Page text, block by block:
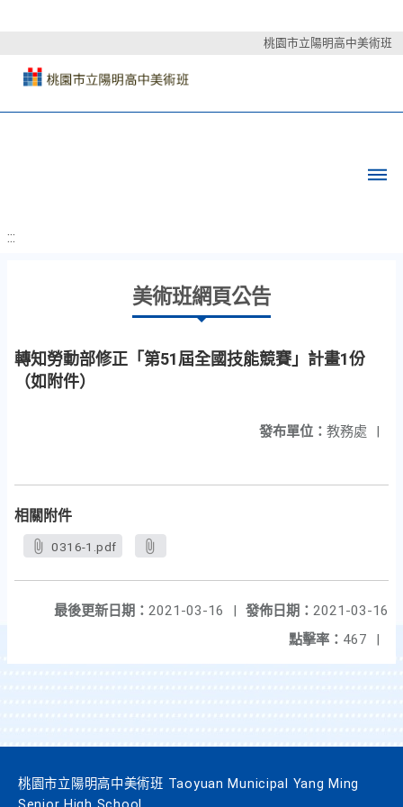
桃園市立陽明高中美術班
:::
美術班網頁公告
轉知勞動部修正「第51屆全國技能競賽」計畫1份
（如附件）
發布單位： 教務處 |
相關附件
0316-1.pdf
發佈日期： 2021-03-16
最後更新日期： 2021-03-16
|
點擊率： 467 |
桃園市立陽明高中美術班 Taoyuan Municipal Yang Ming